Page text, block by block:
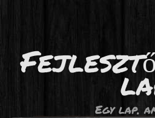
Egy lap,